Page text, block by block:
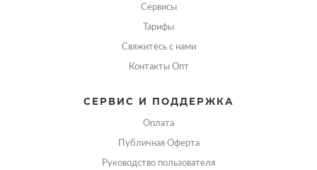
Сервисы
Тарифы
Свяжитесь с нами
Контакты Опт
СЕРВИС И ПОДДЕРЖКА
Оплата
Публичная Оферта
Руководство пользователя